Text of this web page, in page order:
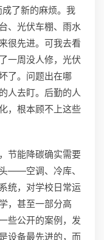
了新的麻烦。我
、光伏车棚、雨水
很先进。可我去看
一周没人修，光伏
了。问题出在哪
人去盯。后勤的人
，根本顾不上这些
节能降碳确实需要
——空调、冷库、
统，对学校日常运
，甚至一部分高
些公开的案例，发
设备最先进的，而